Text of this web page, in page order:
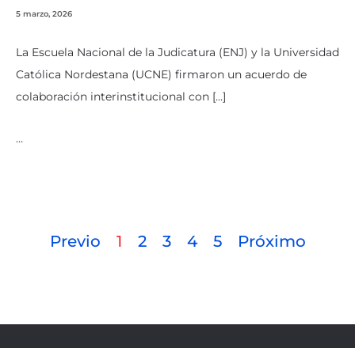
5 marzo, 2026
La Escuela Nacional de la Judicatura (ENJ) y la Universidad
Católica Nordestana (UCNE) firmaron un acuerdo de
colaboración interinstitucional con […]
…
Previo 1 2 3 4 5 Próximo